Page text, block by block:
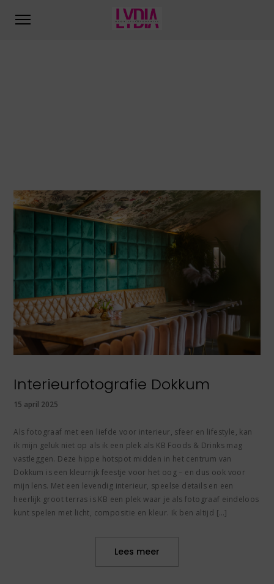
Interieurfotografie Dokkum
15 april 2025
Als fotograaf met een liefde voor interieur, sfeer en lifestyle, kan
ik mijn geluk niet op als ik een plek als KB Foods & Drinks mag
vastleggen. Deze hippe hotspot midden in het centrum van
Dokkum is een kleurrijk feestje voor het oog – en dus ook voor
mijn lens. Met een levendig interieur, speelse details en een
heerlijk groot terras is KB een plek waar je als fotograaf eindeloos
kunt spelen met licht, compositie en kleur. Ik ben altijd […]
Lees meer